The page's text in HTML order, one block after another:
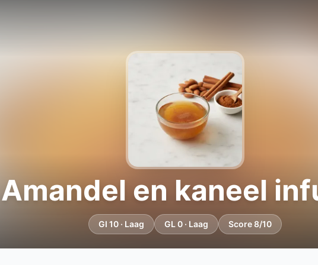
Amandel en kaneel
GI 10 · Laag GL 0 · Laag Score 8/10